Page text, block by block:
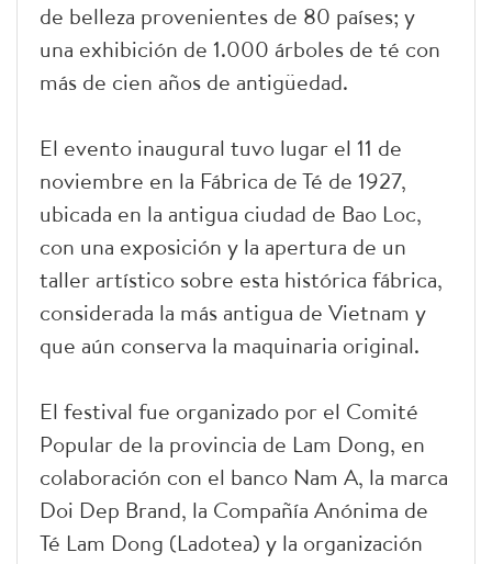
de belleza provenientes de 80 países; y
una exhibición de 1.000 árboles de té con
más de cien años de antigüedad.
El evento inaugural tuvo lugar el 11 de
noviembre en la Fábrica de Té de 1927,
ubicada en la antigua ciudad de Bao Loc,
con una exposición y la apertura de un
taller artístico sobre esta histórica fábrica,
considerada la más antigua de Vietnam y
que aún conserva la maquinaria original.
El festival fue organizado por el Comité
Popular de la provincia de Lam Dong, en
colaboración con el banco Nam A, la marca
Doi Dep Brand, la Compañía Anónima de
Té Lam Dong (Ladotea) y la organización